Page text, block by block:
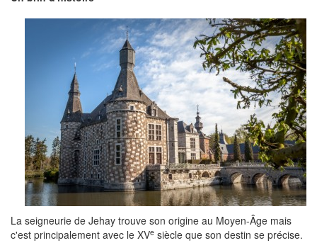
La seigneurie de Jehay trouve son origine au Moyen-Âge mais
c'est principalement avec le XVe siècle que son destin se précise.